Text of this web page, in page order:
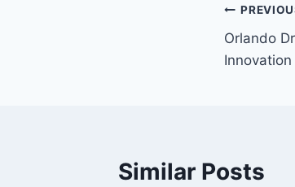
Post
Orlando
Similar Posts